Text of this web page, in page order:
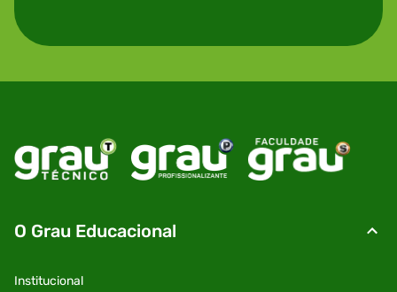
O Grau Educacional
Institucional